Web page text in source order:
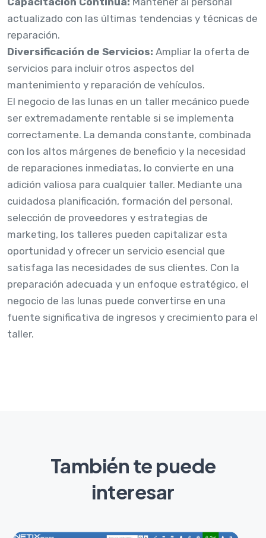
actualizado con las últimas tendencias y técnicas de
reparación.
Diversificación de Servicios: Ampliar la oferta de
servicios para incluir otros aspectos del
mantenimiento y reparación de vehículos.
El negocio de las lunas en un taller mecánico puede
ser extremadamente rentable si se implementa
correctamente. La demanda constante, combinada
con los altos márgenes de beneficio y la necesidad
de reparaciones inmediatas, lo convierte en una
adición valiosa para cualquier taller. Mediante una
cuidadosa planificación, formación del personal,
selección de proveedores y estrategias de
marketing, los talleres pueden capitalizar esta
oportunidad y ofrecer un servicio esencial que
satisfaga las necesidades de sus clientes. Con la
preparación adecuada y un enfoque estratégico, el
negocio de las lunas puede convertirse en una
fuente significativa de ingresos y crecimiento para el
taller.
También te puede
interesar